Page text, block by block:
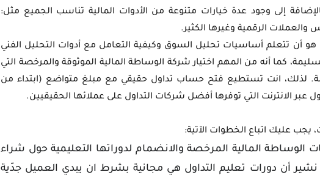
إلى وجود عدة خيارات متنوعة من الأدوات المالية تناسب الجميع مثل:
الرقمية وغيرها الكثير.
أن تتعلم أساسيات تحليل السوق وكيفية التعامل مع أدوات التحليل الفني
كما أنه من المهم اختيار شركة الوساطة المالية الموثوقة والمرخصة التي
لذلك، انت تستطيع فتح حساب تداول حقيقي مع مبلغ متواضع (ابتداء من
يجب عليك اتباع الخطوات الآتية:
المالية المرخصة والانضمام لدوراتها التعليمية حول شراء
نشير أن دورات تعليم التداول هي مجانية بشرط ان يبدي العميل جدّية